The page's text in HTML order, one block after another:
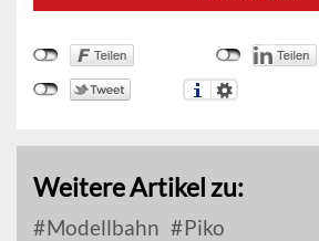
Weitere Artikel zu:
Modellbahn Piko